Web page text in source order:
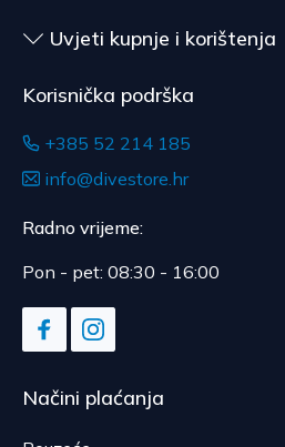
Uvjeti kupnje i korištenja
Korisnička podrška
+385 52 214 185
info@divestore.hr
Radno vrijeme:
Pon - pet: 08:30 - 16:00
Načini plaćanja